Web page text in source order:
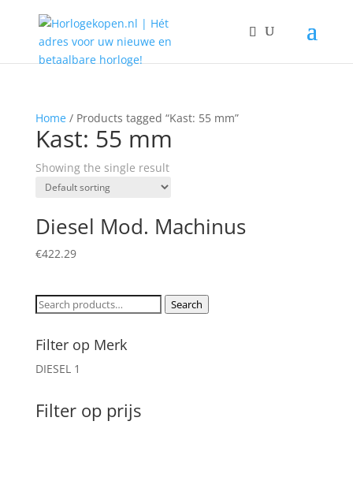
Home/ Products tagged “Kast: 55 mm”
Kast: 55 mm
Showing the single result
Diesel Mod. Machinus
€422.29
Search
Search
Filter op Merk
DIESEL 1
Filter op prijs